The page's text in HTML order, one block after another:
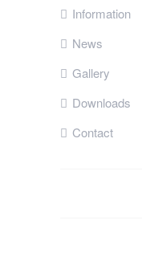
Information
News
Gallery
Downloads
Contact